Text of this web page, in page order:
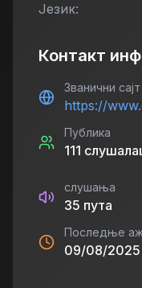
Језик:
Контакт
Званични сајт
https://
Публика
111
слушања
35 пута
Последње
09/08/2025